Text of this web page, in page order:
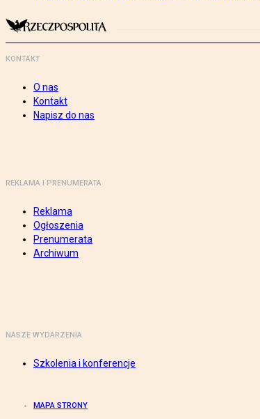
KONTAKT
O nas
Kontakt
Napisz do nas
REKLAMA I PRENUMERATA
Reklama
Ogłoszenia
Prenumerata
Archiwum
NASZE WYDARZENIA
Szkolenia i konferencje
MAPA STRONY